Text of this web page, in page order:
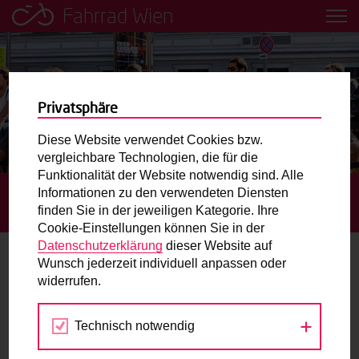
Fahrrad Wien
Leih dir einfach ein Transportfahrrad in deiner Nähe aus!
Mobilitätsbildung für Kinder und
Jugendliche
Radweg-Projektkarte
Routenplaner
Mit dem Fahrrad in Wien unterwegs? Hier finden Sie die
beste Route.
Wunschbox
Sie haben ein Anliegen zum Radverkehr? Schreiben Sie
STARTSEITE TERMINE
TANGENTENPARK
ERÖFFNUNGSFEST
28.-29.
JUN
2024
Privatsphäre
Diese Website verwendet Cookies bzw.
vergleichbare Technologien, die für die
Funktionalität der Website notwendig sind. Alle
Informationen zu den verwendeten Diensten
finden Sie in der jeweiligen Kategorie. Ihre
Cookie-Einstellungen können Sie in der
Datenschutzerklärung dieser Website auf
Wunsch jederzeit individuell anpassen oder
widerrufen.
Technisch notwendig